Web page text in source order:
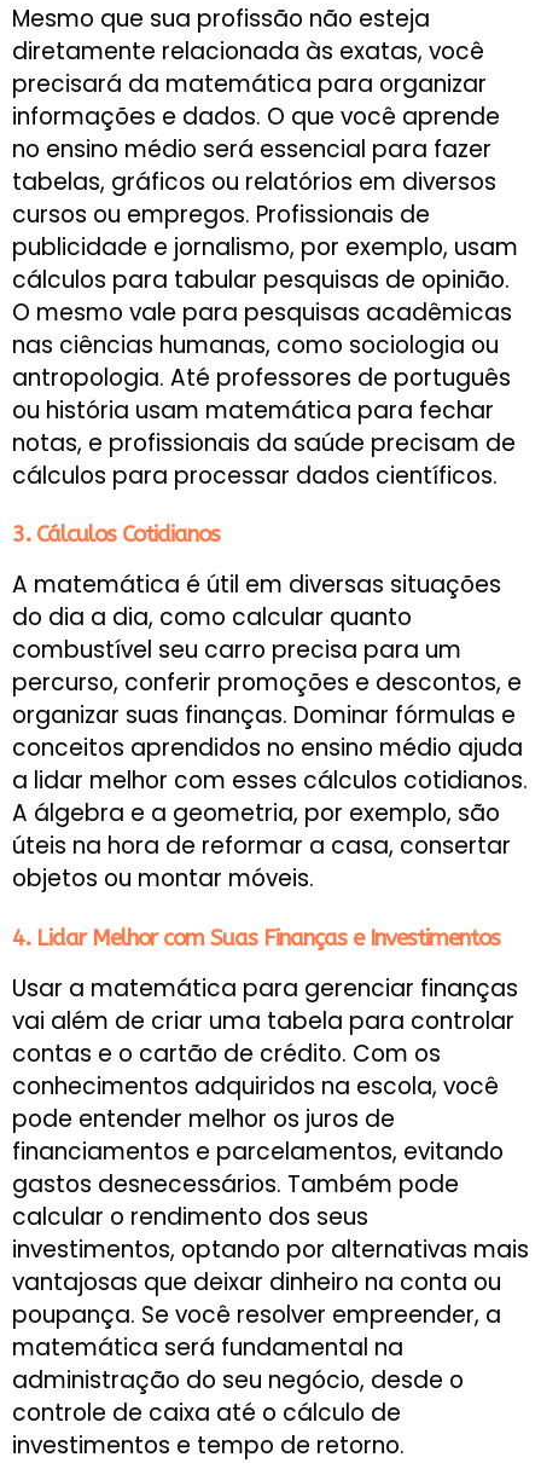
Mesmo que sua profissão não esteja
diretamente relacionada às exatas, você
precisará da matemática para organizar
informações e dados. O que você aprende
no ensino médio será essencial para fazer
tabelas, gráficos ou relatórios em diversos
cursos ou empregos. Profissionais de
publicidade e jornalismo, por exemplo, usam
cálculos para tabular pesquisas de opinião.
O mesmo vale para pesquisas acadêmicas
nas ciências humanas, como sociologia ou
antropologia. Até professores de português
ou história usam matemática para fechar
notas, e profissionais da saúde precisam de
cálculos para processar dados científicos.
3. Cálculos Cotidianos
A matemática é útil em diversas situações
do dia a dia, como calcular quanto
combustível seu carro precisa para um
percurso, conferir promoções e descontos, e
organizar suas finanças. Dominar fórmulas e
conceitos aprendidos no ensino médio ajuda
a lidar melhor com esses cálculos cotidianos.
A álgebra e a geometria, por exemplo, são
úteis na hora de reformar a casa, consertar
objetos ou montar móveis.
4. Lidar Melhor com Suas Finanças e Investimentos
Usar a matemática para gerenciar finanças
vai além de criar uma tabela para controlar
contas e o cartão de crédito. Com os
conhecimentos adquiridos na escola, você
pode entender melhor os juros de
financiamentos e parcelamentos, evitando
gastos desnecessários. Também pode
calcular o rendimento dos seus
investimentos, optando por alternativas mais
vantajosas que deixar dinheiro na conta ou
poupança. Se você resolver empreender, a
matemática será fundamental na
administração do seu negócio, desde o
controle de caixa até o cálculo de
investimentos e tempo de retorno.